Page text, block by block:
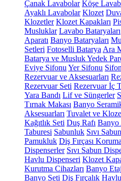
Çanak Lavabolar Köşe
Ayaklı Lavabolar Klozet
Klozetler Klozet Kapakları
Musluklar Lavabo Bataryaları
Aparatı Banyo Bataryaları
Setleri Fotoselli Batarya Ara
Batarya ve Musluk Yedek
Eviye Sifonu Yer Sifonu
Rezervuar ve Aksesuarları
Rezervuar Seti Rezervuar İç
Yara Bandı Lif ve Süngerler
Tırnak Makası Banyo
Aksesuarları Tuvalet ve
Kağıtlık Seti Duş Rafı Banyo
Taburesi Sabunluk Sıvı
Pamukluk Diş Fırçası
Dispenserler Sıvı Sabun
Havlu Dispenseri Klozet
Kurutma Cihazları Banyo
Banyo Seti Diş Fırçalık